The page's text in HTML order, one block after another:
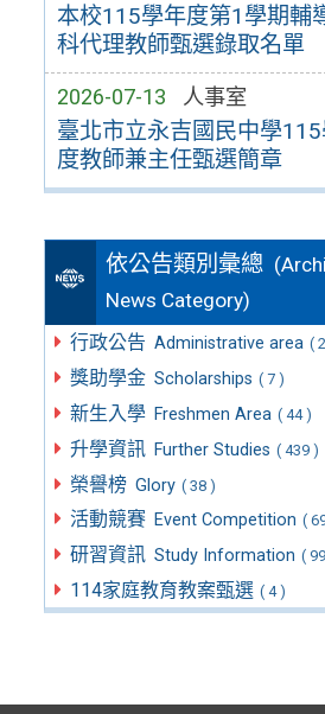
本校115學年度第1學期輔
科代理教師甄選錄取名單
2026-07-13 人事室
臺北市立永吉國民中學
度教師兼主任甄選簡章
依公告類別彙總
News Category)
行政公告 Administrative area (
獎助學金 Scholarships ( 7 )
新生入學 Freshmen Area ( 44 )
升學資訊 Further Studies ( 439 )
榮譽榜 Glory ( 38 )
活動競賽 Event Competition (
研習資訊 Study Information (
114家庭教育教案甄選 ( 4 )